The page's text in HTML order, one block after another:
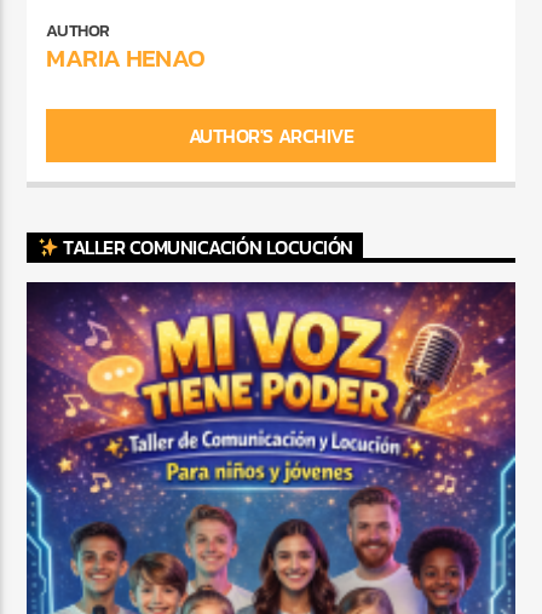
AUTHOR
MARIA HENAO
AUTHOR'S ARCHIVE
TALLER COMUNICACIÓN LOCUCIÓN